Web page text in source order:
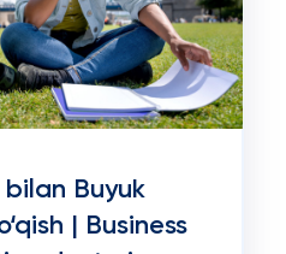
bilan Buyuk
| Business